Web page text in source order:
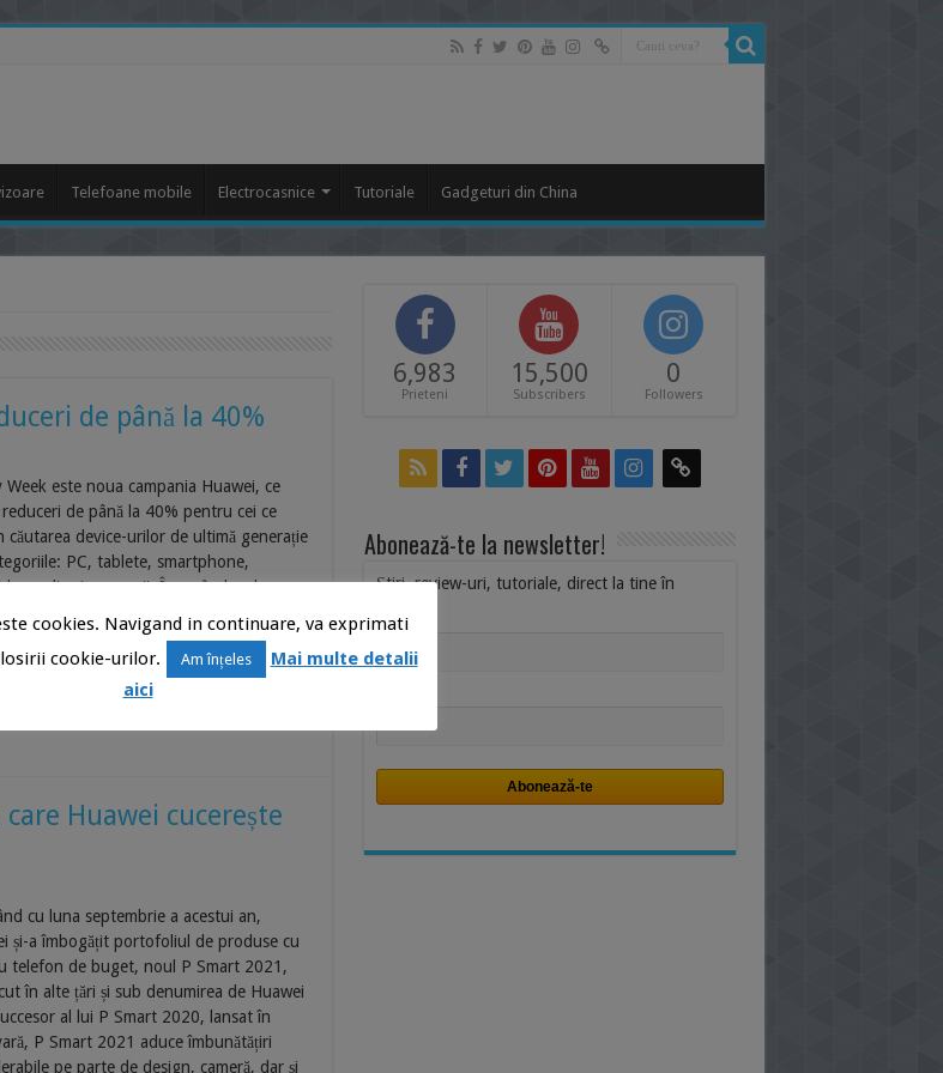
Telefoane mobile Electrocasnice Tutoriale Gadgeturi din China
de până la 40%
Week este noua campania Huawei, ce
reduceri de până la 40% pentru cei ce
căutarea device-urilor de ultimă generație
PC, tablete, smartphone,
audio și accesorii. Începând cu luna
cea de-a treia săptămână. Luna aceasta
în perioada 15-21 ianuarie.
Huawei cucerește
cu luna septembrie a acestui an,
și-a îmbogățit portofoliul de produse cu
telefon de buget, noul P Smart 2021,
în alte țări și sub denumirea de Huawei
al lui P Smart 2020, lansat în
P Smart 2021 aduce îmbunătățiri
pe parte de design, cameră, dar și
6,983
Prieteni
15,500
Subscribers
0
Followers
Abonează-te la newsletter!
Știri, review-uri, tutoriale, direct la tine în
Nume
cookies. Navigand in continuare, va exprimati
cookie-urilor.
Am înțeles
Mai multe detalii
aici